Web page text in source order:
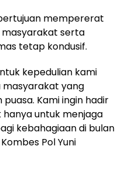
mempererat
serta
tetap kondusif.
kepedulian kami
masyarakat yang
Kami ingin hadir
untuk menjaga
kebahagiaan di bulan
Pol Yuni